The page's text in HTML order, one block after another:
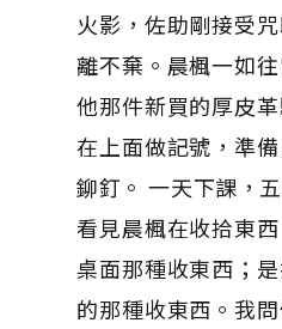
火影，佐助剛接受
離不棄。晨楓一如
他那件新買的厚皮
在上面做記號，準
鉚釘。 一天下課，
看見晨楓在收拾東
桌面那種收東西；
的那種收東西。我